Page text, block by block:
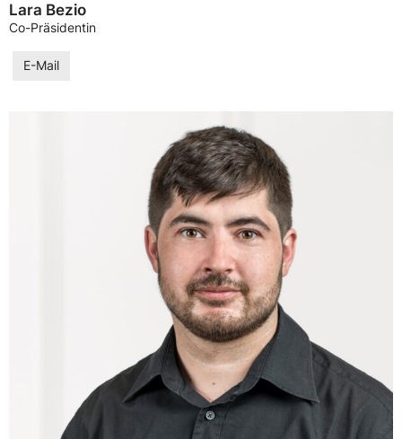
Lara Bezio
Co-Präsidentin
E-Mail